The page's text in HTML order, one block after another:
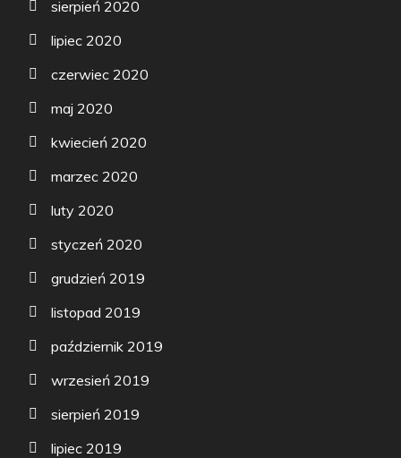
sierpień 2020
lipiec 2020
czerwiec 2020
maj 2020
kwiecień 2020
marzec 2020
luty 2020
styczeń 2020
grudzień 2019
listopad 2019
październik 2019
wrzesień 2019
sierpień 2019
lipiec 2019